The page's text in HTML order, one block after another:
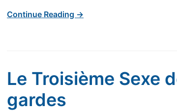
Continue Reading →
Le Troisième Sexe
gardes